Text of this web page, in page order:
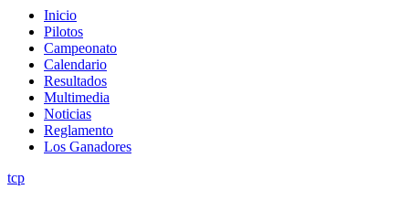
Inicio
Pilotos
Campeonato
Calendario
Resultados
Multimedia
Noticias
Reglamento
Los Ganadores
tcp